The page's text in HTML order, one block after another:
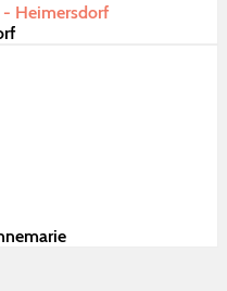
- Heimersdorf